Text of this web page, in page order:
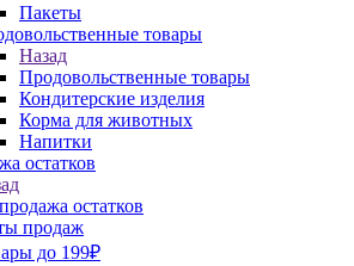
Пакеты
товары
Назад
Продовольственные товары
Кондитерские изделия
Корма для животных
Напитки
остатков
остатков
продаж
до 199₽